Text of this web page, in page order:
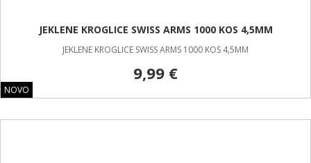
NOVO
JEKLENE KROGLICE SWISS ARMS 1000 KOS 4,5MM
JEKLENE KROGLICE SWISS ARMS 1000 KOS 4,5MM
9,99 €